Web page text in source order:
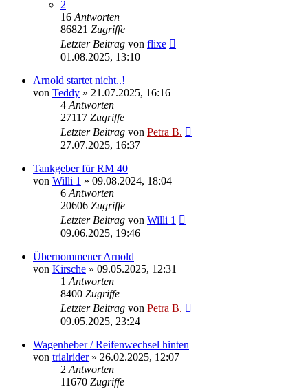
2
16Antworten
86821 Zugriffe
Letzter Beitrag von flixe
01.08.2025, 13:10
Arnold startet nicht..!
von Teddy » 21.07.2025, 16:16
4Antworten
27117 Zugriffe
Letzter Beitrag von Petra B.
27.07.2025, 16:37
Tankgeber für RM 40
von Willi 1 » 09.08.2024, 18:04
6Antworten
20606 Zugriffe
Letzter Beitrag von Willi 1
09.06.2025, 19:46
Übernommener Arnold
von Kirsche » 09.05.2025, 12:31
1Antworten
8400 Zugriffe
Letzter Beitrag von Petra B.
09.05.2025, 23:24
Wagenheber / Reifenwechsel hinten
von trialrider» 26.02.2025, 12:07
2Antworten
11670 Zugriffe